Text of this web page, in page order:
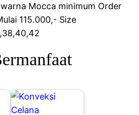
Mocca minimum Order
115.000,- Size